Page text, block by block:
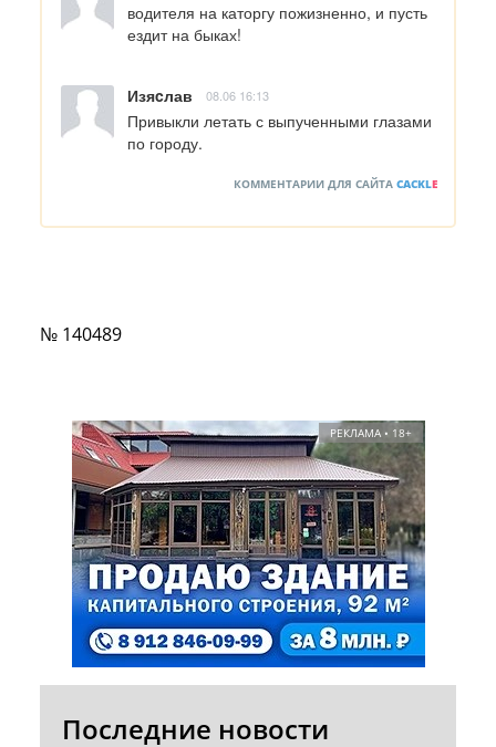
водителя на каторгу пожизненно, и пусть
ездит на быках!
Изяcлав 08.06 16:13
Привыкли летать с выпученными глазами
по городу.
КОММЕНТАРИИ ДЛЯ САЙТА CACKLE
№ 140489
РЕКЛАМА • 18+
Последние новости